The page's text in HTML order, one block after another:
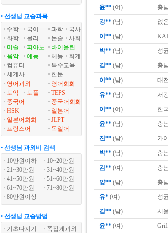
• 선생님 교습과목
수학
국어 과학
국사
화학
물리 논술
사회
미술
피아노
바이올린
음악
예능 체능
회계
컴퓨터
특수교육
세계사
한문
영어과외
영어회화
토익
토플
TEPS
중국어
중국어회화
HSK
일본어
일본어회화
JLPT
프랑스어
독일어
• 선생님 과외비 검색
10만원이하
10~20만원
21~30만원
31~40만원
41~50만원
51~60만원
61~70만원
71~80만원
80만원이상
• 선생님 교습방법
기초다지기
쪽집게과외
윤** (여) 충
강** (남) 없
이** (남)
박** (남) 성
김** (남) 충
이** (남) 대
유** (남) 서
이** (여) 한
윤** (남) 충
진** (남) 카
박** (남) 충
김** (여) 충
양** (남) 충
유* (여) 성
김** (남) 서
윤** (여)